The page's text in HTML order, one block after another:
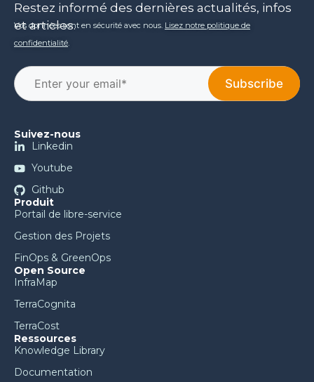
Restez informé des dernières actualités, infos
et articles.
Vos données sont en sécurité avec nous. Lisez notre politique de
confidentialité.
Suivez-nous
Linkedin
Youtube
Github
Produit
Portail de libre-service
Gestion des Projets
FinOps & GreenOps
Open Source
InfraMap
TerraCognita
TerraCost
Ressources
Knowledge Library
Documentation